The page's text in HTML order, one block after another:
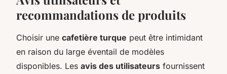
recommandations de produits
Choisir une cafetière turque peut être intimidant
en raison du large éventail de modèles
disponibles. Les avis des utilisateurs fournissent